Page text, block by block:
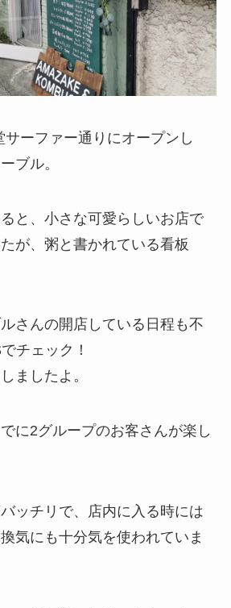
ーファー通りにオープンし
ブル。
と、小さな可愛らしいお店で
が、粥と書かれている看板
さんの開店している日程も不
チェック！
ましたよ。
に2グループのお客さんが楽し
ッチリで、店内に入る時には
気にも十分気を使われていま